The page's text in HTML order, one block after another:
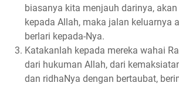
biasanya kita menjauh darinya,
kepada Allah, maka jalan keluarnya
berlari kepada-Nya.
Katakanlah kepada mereka wahai
dari hukuman Allah, dari
dan ridhaNya dengan bertaubat,